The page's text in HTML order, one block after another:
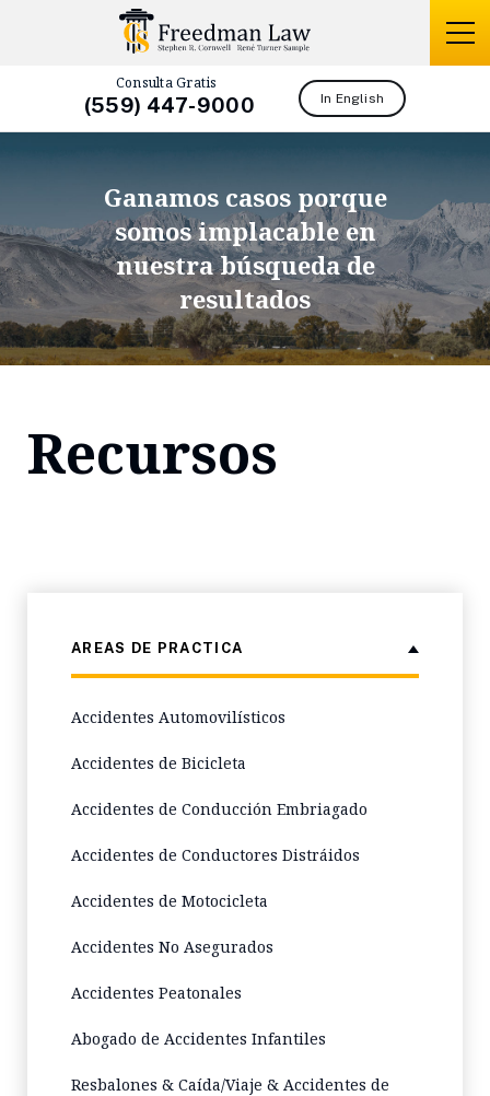
Consulta Gratis
(559) 447-9000 In English
Ganamos casos porque
somosimplacable en
nuestra búsqueda de
resultados
Recursos
AREAS DE PRACTICA
Accidentes Automovilísticos
Accidentes de Bicicleta
Accidentes de Conducción Embriagado
Accidentes de Conductores Distráidos
Accidentes de Motocicleta
Accidentes No Asegurados
Accidentes Peatonales
Abogado de Accidentes Infantiles
Resbalones & Caída/Viaje & Accidentes de